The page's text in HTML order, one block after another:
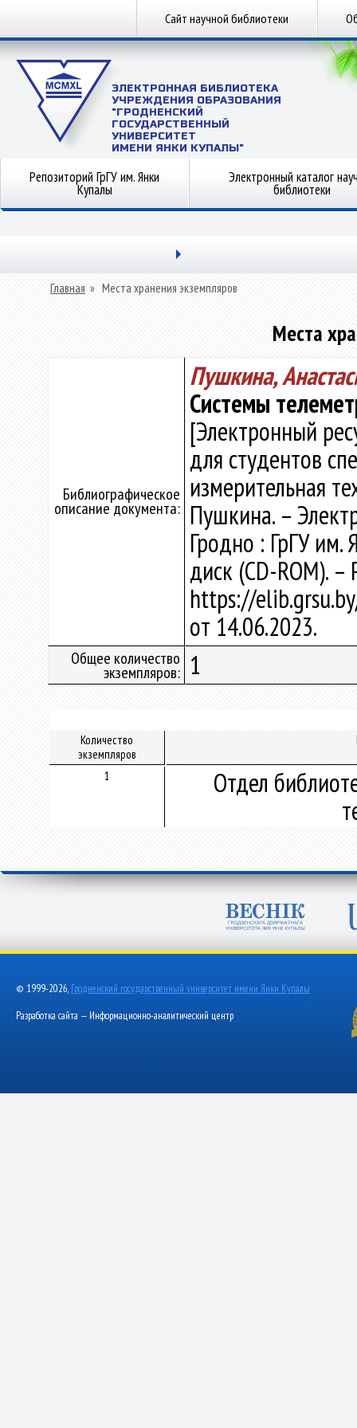
Сайт научной библиотеки
ЭЛЕКТРОННАЯ БИБЛИОТЕКА
УЧРЕЖДЕНИЯ ОБРАЗОВАНИЯ
"ГРОДНЕНСКИЙ
ГОСУДАРСТВЕННЫЙ
УНИВЕРСИТЕТ
ИМЕНИ ЯНКИ КУПАЛЫ"
Репозиторий ГрГУ им. Янки
Купалы
Электронный каталог
библиотеки
Главная » Места хранения экземпляров
Места
Библиографическое
описание документа:
Пушкина,
Системы
[Электронный
для студентов
измерительная
Пушкина. –
Гродно : ГрГУ им.
диск (CD-ROM).
https://
от 14.06.2023.
Общее количество
экземпляров: 1
Количество
экземпляров
1
Отдел
© 1999-2026, Гродненский государственный университет имени Янки Купалы
Разработка сайта — Информационно-аналитический центр